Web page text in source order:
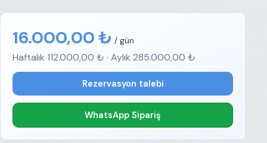
16.000,00 ₺ / gün
Haftalık 112.000,00 ₺ · Aylık 285.000,00 ₺
Rezervasyon talebi
WhatsApp Sipariş